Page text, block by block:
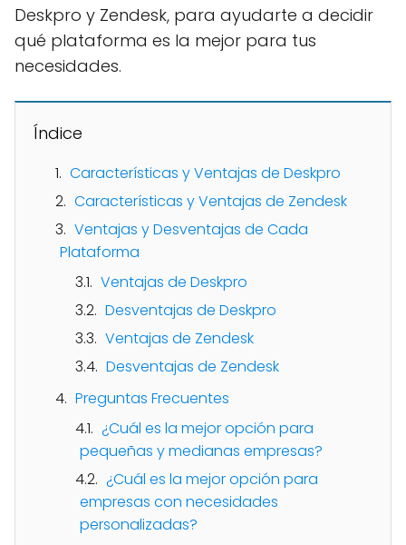
Deskpro y Zendesk, para ayudarte a decidir
qué plataforma es la mejor para tus
necesidades.
Índice
Características y Ventajas de Deskpro
Características y Ventajas de Zendesk
Ventajas y Desventajas de Cada
Plataforma
Ventajas de Deskpro
Desventajas de Deskpro
Ventajas de Zendesk
Desventajas de Zendesk
Preguntas Frecuentes
¿Cuál es la mejor opción para
pequeñas y medianas empresas?
¿Cuál es la mejor opción para
empresas con necesidades
personalizadas?